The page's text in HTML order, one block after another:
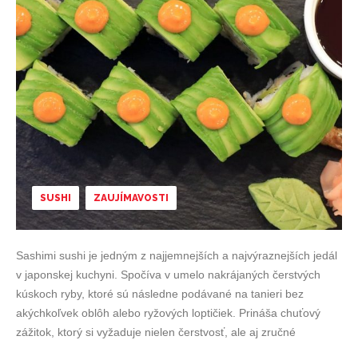
SUSHI ZAUJÍMAVOSTI
Sashimi sushi je jedným z najjemnejších a najvýraznejších jedál
v japonskej kuchyni. Spočíva v umelo nakrájaných čerstvých
kúskoch ryby, ktoré sú následne podávané na tanieri bez
akýchkoľvek oblôh alebo ryžových loptičiek. Prináša chuťový
zážitok, ktorý si vyžaduje nielen čerstvosť, ale aj zručné